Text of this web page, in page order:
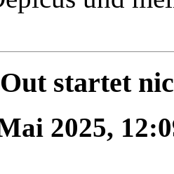
startet
2025,